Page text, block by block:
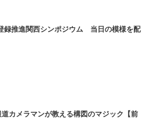
録推進関西シンポジウム 当日の模様を配
カメラマンが教える構図のマジック【前